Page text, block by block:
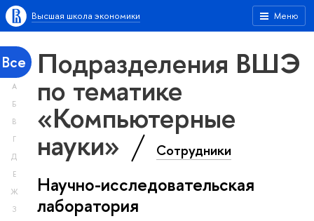
Меню
Высшая школа экономики
Все
А
Б
В
Г
Д
Е
Ж
З
Подразделения ВШЭ
по тематике
«Компьютерные
науки» Сотрудники
Научно-исследовательская
лаборатория